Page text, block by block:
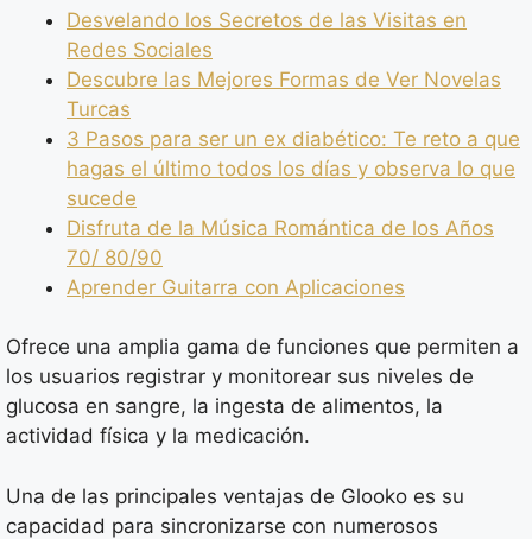
Desvelando los Secretos de las Visitas en
Redes Sociales
Descubre las Mejores Formas de Ver Novelas
Turcas
3 Pasos para ser un ex diabético: Te reto a que
hagas el último todos los días y observa lo que
sucede
Disfruta de la Música Romántica de los Años
70/ 80/90
Aprender Guitarra con Aplicaciones
Ofrece una amplia gama de funciones que permiten a
los usuarios registrar y monitorear sus niveles de
glucosa en sangre, la ingesta de alimentos, la
actividad física y la medicación.
Una de las principales ventajas de Glooko es su
capacidad para sincronizarse con numerosos